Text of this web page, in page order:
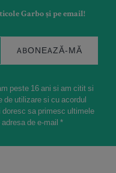
Garbo și pe email!
ABONEAZĂ-MĂ
peste 16 ani si am citit si
de utilizare si cu acordul
sa primesc ultimele
de e-mail *